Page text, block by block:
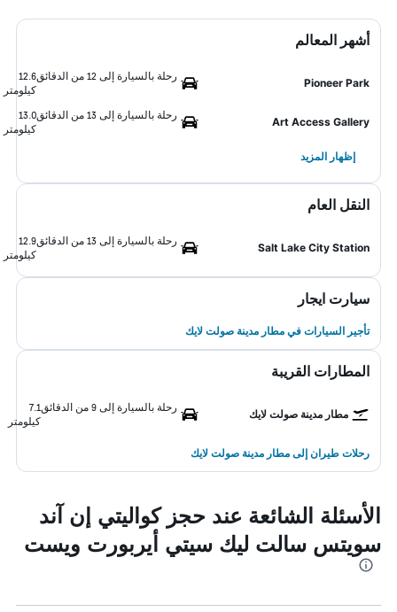
أشهر المعالم
Pioneer Park
رحلة بالسيارة إلى 12 من الدقائق
12.6
كيلومتر
Art Access Gallery
رحلة بالسيارة إلى 13 من الدقائق
13.0
كيلومتر
إظهار المزيد
النقل العام
Salt Lake City Station
رحلة بالسيارة إلى 13 من الدقائق
12.9
كيلومتر
سيارت ايجار
تأجير السيارات في مطار مدينة صولت لايك
المطارات القريبة
مطار مدينة صولت لايك
رحلة بالسيارة إلى 9 من الدقائق
7.1
كيلومتر
رحلات طيران إلى مطار مدينة صولت لايك
الأسئلة الشائعة عند حجز كواليتي إن آند
سويتس سالت ليك سيتي أيربورت ويست